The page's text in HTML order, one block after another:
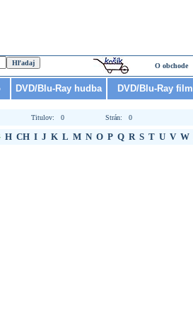
O obchode
DVD/Blu-Ray hudba DVD/Blu-Ray film
Titulov: 0 Strán: 0
H CH I J K L M N O P Q R S T U V W